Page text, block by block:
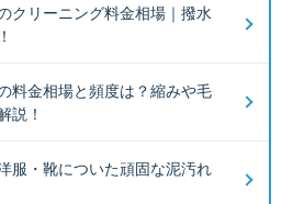
クリーニング料金相場｜撥水
料金相場と頻度は？縮みや毛
説！
服・靴についた頑固な泥汚れ